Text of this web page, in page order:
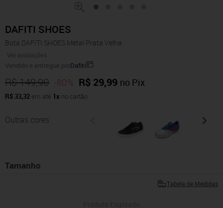
DAFITI SHOES
Bota DAFITI SHOES Metal Prata Velha
Ver avaliações
Vendido e entregue porDafiti
R$ 149,90 -80% R$ 29,99 no Pix
R$ 33,32 em até 1x no cartão
Outras cores
Tamanho
Tabela de Medidas